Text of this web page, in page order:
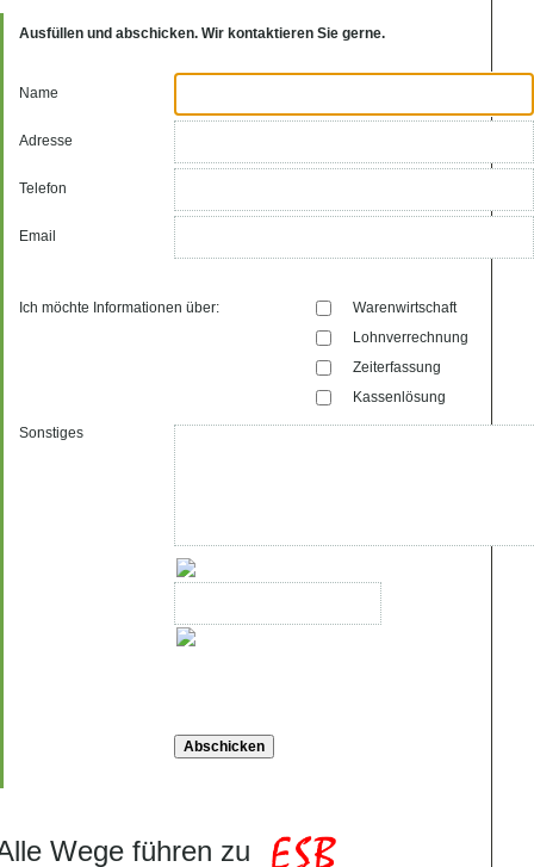
Name
Adresse
Telefon
Email
Ich möchte Informationen über:
Warenwirtschaft
Lohnverrechnung
Zeiterfassung
Kassenlösung
Sonstiges
Ausfüllen und abschicken. Wir kontaktieren Sie gerne.
Wege führen zu